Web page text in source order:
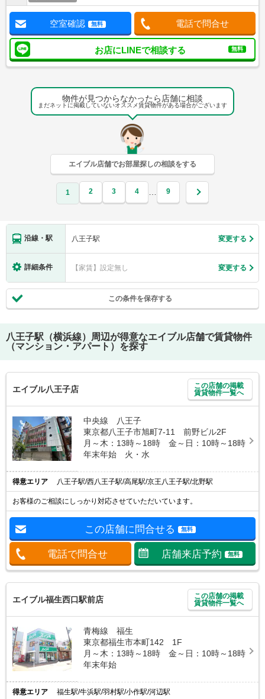
空室確認 無料 電話で問合せ
お店にLINEで相談する 無料
物件が見つからなかったら店舗に相談
まだネットに掲載していないオススメ賃貸物件がある場合がございます
エイブル店舗でお部屋探しの相談をする
1 2 3 4 … 9
沿線・駅 八王子駅 変更する
詳細条件 【家賃】設定無し 変更する
この条件を保存する
八王子駅（横浜線）
周辺が得意なエイブル店舗で賃貸物件
（マンション・アパート）を探す
エイブル八王子店
この店舗の掲載
賃貸物件一覧へ
中央線 八王子
東京都八王子市旭町7-11 前野ビル2F
月～木：13時～18時 金～日：10時～18時
年末年始 火・水
得意エリア 八王子駅/西八王子駅/高尾駅/京王八王子駅/北野駅
お客様のご相談にしっかり対応させていただいています。
この店舗に問合せる 無料
電話で問合せ 店舗来店予約 無料
エイブル福生西口駅前店
この店舗の掲載
賃貸物件一覧へ
青梅線 福生
東京都福生市本町142 1F
月～木：13時～18時 金～日：10時～18時
年末年始
得意エリア 福生駅/牛浜駅/羽村駅/小作駅/河辺駅